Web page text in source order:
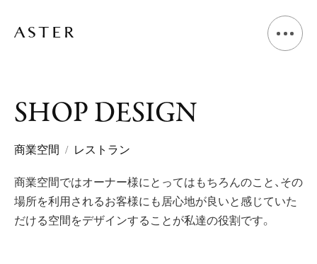
SHOP DESIGN
商業空間 レストラン
商業空間ではオーナー様にとってはもちろんのこと、 その
場所を利用されるお客様にも居心地が良いと感じていた
だける空間をデザインすることが私達の役割です。
ABOUT
L IVIN
SHOP DE SIGN
VO IC E